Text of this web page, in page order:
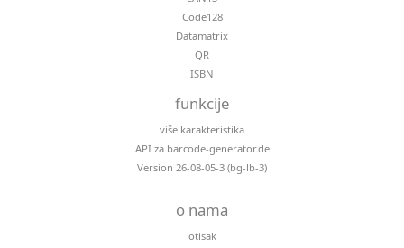
Code128
Datamatrix
QR
ISBN
funkcije
više karakteristika
API za barcode-generator.de
Version 26-08-05-3 (bg-lb-3)
o nama
otisak